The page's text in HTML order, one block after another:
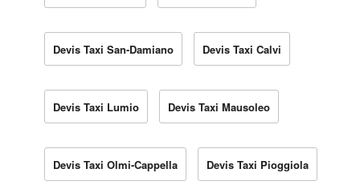
Devis Taxi San-Damiano Devis Taxi Calvi
Devis Taxi Lumio Devis Taxi Mausoleo
Devis Taxi Olmi-Cappella Devis Taxi Pioggiola